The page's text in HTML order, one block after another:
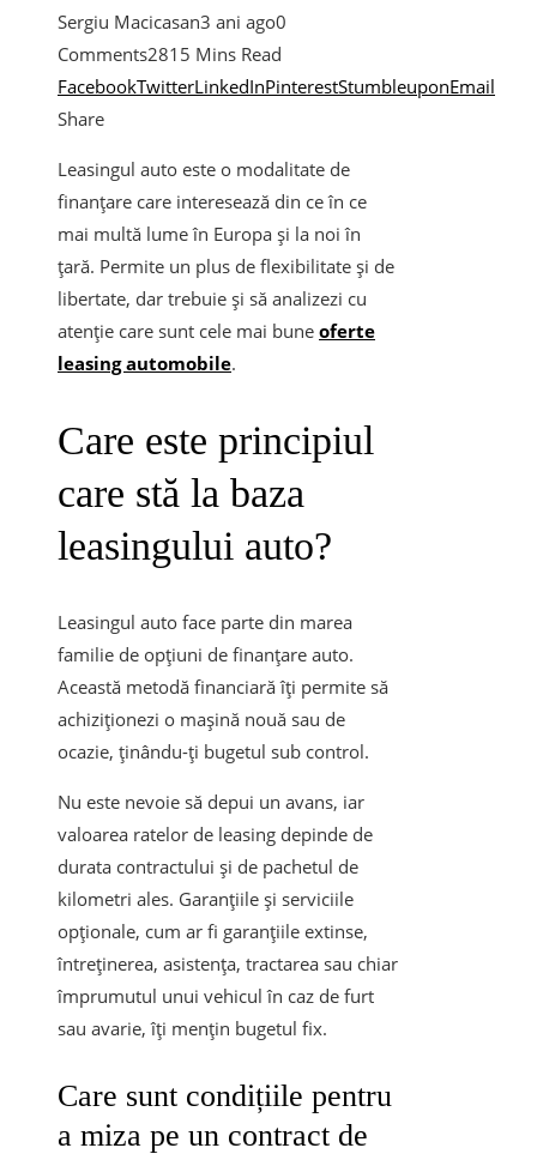
Sergiu Macicasan3 ani ago0
Comments281 5 Mins Read
FacebookTwitterLinkedInPinterestStumbleuponEmail
Share
Leasingul auto este o modalitate de
finanțare care interesează din ce în ce
mai multă lume în Europa și la noi în
țară. Permite un plus de flexibilitate și de
libertate, dar trebuie și să analizezi cu
atenție care sunt cele mai bune oferte
leasing automobile.
Care este principiul
care stă la baza
leasingului auto?
Leasingul auto face parte din marea
familie de opțiuni de finanțare auto.
Această metodă financiară îți permite să
achiziționezi o mașină nouă sau de
ocazie, ținându-ți bugetul sub control.
Nu este nevoie să depui un avans, iar
valoarea ratelor de leasing depinde de
durata contractului și de pachetul de
kilometri ales. Garanțiile și serviciile
opționale, cum ar fi garanțiile extinse,
întreținerea, asistența, tractarea sau chiar
împrumutul unui vehicul în caz de furt
sau avarie, îți mențin bugetul fix.
Care sunt condițiile pentru
a miza pe un contract de